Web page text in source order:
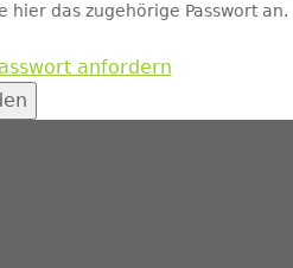
hier das zugehörige Passwort an.
anfordern